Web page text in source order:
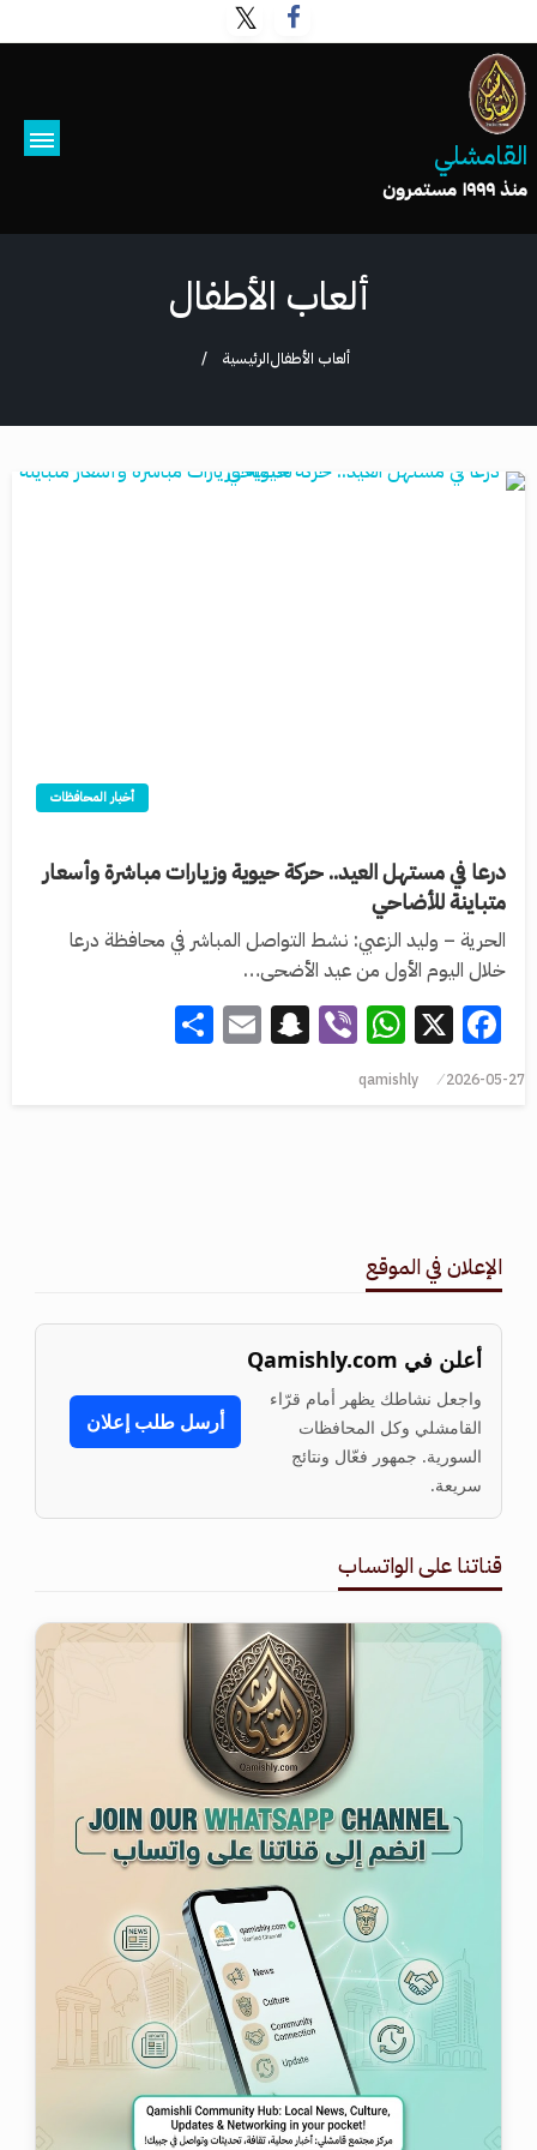
القامشلي
منذ ١٩٩٩ مستمرون
ألعاب الأطفال
الرئيسيةألعاب الأطفال
أخبار المحافظات
درعا في مستهل العيد.. حركة حيوية وزيارات مباشرة وأسعار
متباينة للأضاحي
الحرية – وليد الزعبي: نشط التواصل المباشر في محافظة درعا
خلال اليوم الأول من عيد الأضحى…
Facebook
X
WhatsApp
Viber
Snapchat
Email
2026-05-27
qamishly
الإعلان في الموقع
أعلن في Qamishly.com
واجعل نشاطك يظهر أمام قرّاء
القامشلي وكل المحافظات
السورية. جمهور فعّال ونتائج
سريعة.
أرسل طلب إعلان
قناتنا على الواتساب